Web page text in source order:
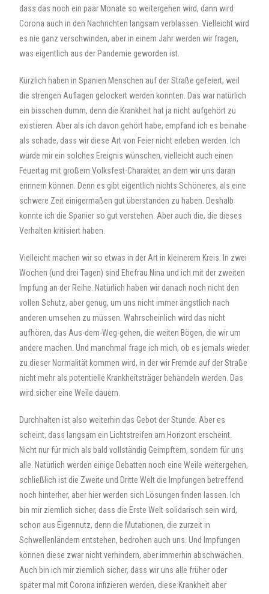
dass das noch ein paar Monate so weitergehen wird, dann wird
Corona auch in den Nachrichten langsam verblassen. Vielleicht wird
es nie ganz verschwinden, aber in einem Jahr werden wir fragen,
was eigentlich aus der Pandemie geworden ist.
Kürzlich haben in Spanien Menschen auf der Straße gefeiert, weil
die strengen Auflagen gelockert werden konnten. Das war natürlich
ein bisschen dumm, denn die Krankheit hat ja nicht aufgehört zu
existieren. Aber als ich davon gehört habe, empfand ich es beinahe
als schade, dass wir diese Art von Feier nicht erleben werden. Ich
würde mir ein solches Ereignis wünschen, vielleicht auch einen
Feuertag mit großem Volksfest-Charakter, an dem wir uns daran
erinnern können. Denn es gibt eigentlich nichts Schöneres, als eine
schwere Zeit einigermaßen gut überstanden zu haben. Deshalb
konnte ich die Spanier so gut verstehen. Aber auch die, die dieses
Verhalten kritisiert haben.
Vielleicht machen wir so etwas in der Art in kleinerem Kreis. In zwei
Wochen (und drei Tagen) sind Ehefrau Nina und ich mit der zweiten
Impfung an der Reihe. Natürlich haben wir danach noch nicht den
vollen Schutz, aber genug, um uns nicht immer ängstlich nach
anderen umsehen zu müssen. Wahrscheinlich wird das nicht
aufhören, das Aus-dem-Weg-gehen, die weiten Bögen, die wir um
andere machen. Und manchmal frage ich mich, ob es jemals wieder
zu dieser Normalität kommen wird, in der wir Fremde auf der Straße
nicht mehr als potentielle Krankheitsträger behandeln werden. Das
wird sicher eine Weile dauern.
Durchhalten ist also weiterhin das Gebot der Stunde. Aber es
scheint, dass langsam ein Lichtstreifen am Horizont erscheint.
Nicht nur für mich als bald vollständig Geimpftem, sondern für uns
alle. Natürlich werden einige Debatten noch eine Weile weitergehen,
schließlich ist die Zweite und Dritte Welt die Impfungen betreffend
noch hinterher, aber hier werden sich Lösungen finden lassen. Ich
bin mir ziemlich sicher, dass die Erste Welt solidarisch sein wird,
schon aus Eigennutz, denn die Mutationen, die zurzeit in
Schwellenländern entstehen, bedrohen auch uns. Und Impfungen
können diese zwar nicht verhindern, aber immerhin abschwächen.
Auch bin ich mir ziemlich sicher, dass wir uns alle früher oder
später mal mit Corona infizieren werden, diese Krankheit aber